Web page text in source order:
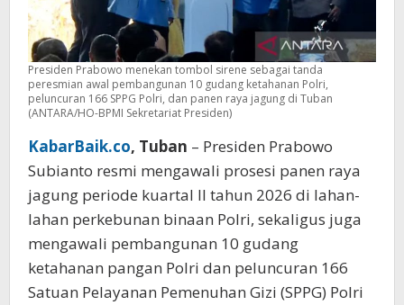
Presiden Prabowo menekan tombol sirene sebagai tanda
peresmian awal pembangunan 10 gudang ketahanan Polri,
peluncuran 166 SPPG Polri, dan panen raya jagung di Tuban
(ANTARA/HO-BPMI Sekretariat Presiden)
KabarBaik.co, Tuban – Presiden Prabowo
Subianto resmi mengawali prosesi panen raya
jagung periode kuartal II tahun 2026 di lahan-
lahan perkebunan binaan Polri, sekaligus juga
mengawali pembangunan 10 gudang
ketahanan pangan Polri dan peluncuran 166
Satuan Pelayanan Pemenuhan Gizi (SPPG) Polri